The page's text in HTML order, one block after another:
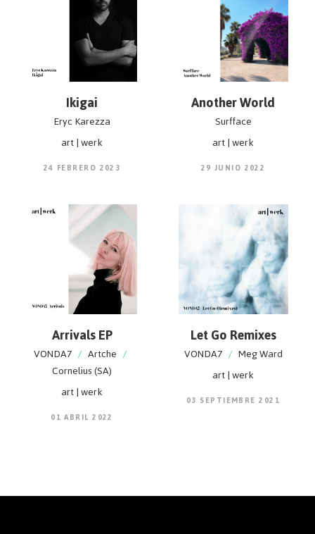
Ikigai
Eryc Karezza
art | werk
24 FEBRERO 2023
Another World
Surfface
art | werk
29 JUNIO 2022
Arrivals EP
VONDA7 / Artche /
Cornelius (SA)
art | werk
01 ABRIL 2022
Let Go Remixes
VONDA7 / Meg Ward
art | werk
03 SEPTIEMBRE 2021